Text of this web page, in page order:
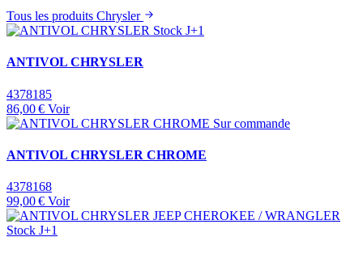
Tous les produits Chrysler
Stock J+1
ANTIVOL CHRYSLER
4378185
86,00 € Voir
Sur commande
ANTIVOL CHRYSLER CHROME
4378168
99,00 € Voir
Stock J+1